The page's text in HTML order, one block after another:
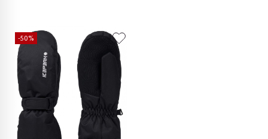
-50%